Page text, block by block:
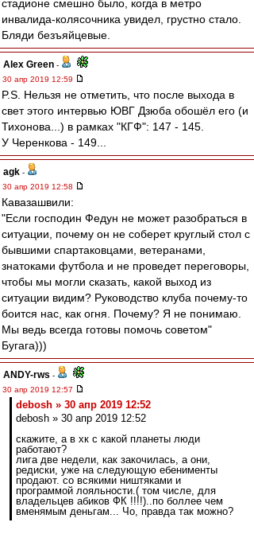
стадионе смешно было, когда в метро
инвалида-колясочника увидел, грустно стало.
Бляди безъяйцевые.
Alex Green -
30 апр 2019 12:59
P.S. Нельзя не отметить, что после выхода в
свет этого интервью ЮВГ Дзюба обошёл его (и
Тихонова...) в рамках "КГФ": 147 - 145.
У Черенкова - 149...
agk -
30 апр 2019 12:58
Кавазашвили:
"Если господин Федун не может разобраться в
ситуации, почему он не соберет круглый стол с
бывшими спартаковцами, ветеранами,
знатоками футбола и не проведет переговоры,
чтобы мы могли сказать, какой выход из
ситуации видим? Руководство клуба почему-то
боится нас, как огня. Почему? Я не понимаю.
Мы ведь всегда готовы помочь советом"
Бугага)))
ANDY-rws -
30 апр 2019 12:57
debosh » 30 апр 2019 12:52
debosh » 30 апр 2019 12:52
скажите, а в хк с какой планеты люди
работают?
лига две недели, как закочилась, а они,
редиски, уже на следующую ебенименты
продают. со всякими ништяками и
программой лояльности.( том числе, для
владельцев абиков ФК !!!!)..по боллее чем
вменямым деньгам... Чо, правда так можно?